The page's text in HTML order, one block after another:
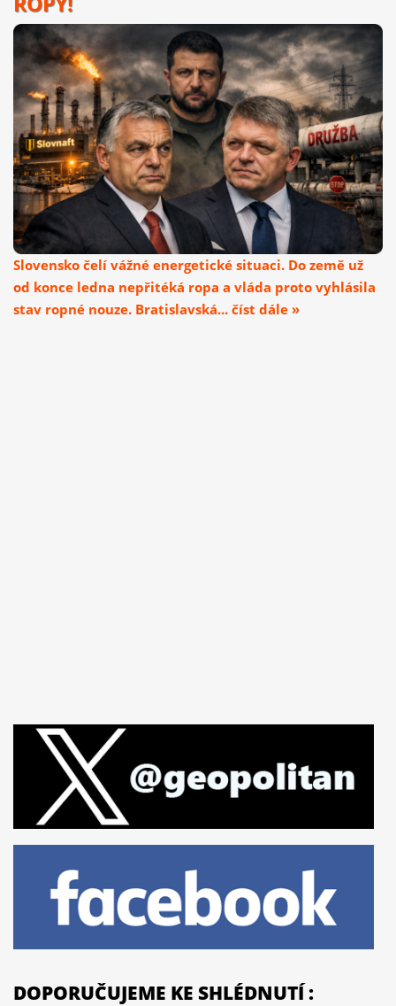
Slovensko čelí vážné energetické situaci. Do země už
od konce ledna nepřitéká ropa a vláda proto vyhlásila
stav ropné nouze. Bratislavská... číst dále »
DOPORUČUJEME KE SHLÉDNUTÍ :